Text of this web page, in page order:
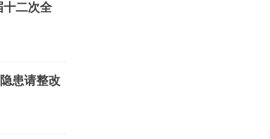
十二次全
患请整改